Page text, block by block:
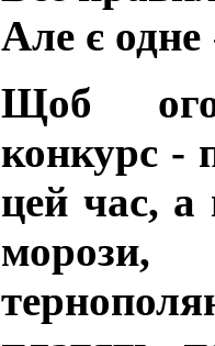
Але є одне
Щоб
конкурс -
цей час, а